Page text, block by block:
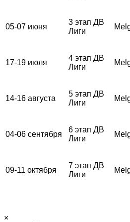
05-07 июня
3 этап ДВ
Лиги
17-19 июля
4 этап ДВ
Лиги
14-16 августа
5 этап ДВ
Лиги
04-06 сентября
6 этап ДВ
Лиги
09-11 октября
7 этап ДВ
Лиги
×